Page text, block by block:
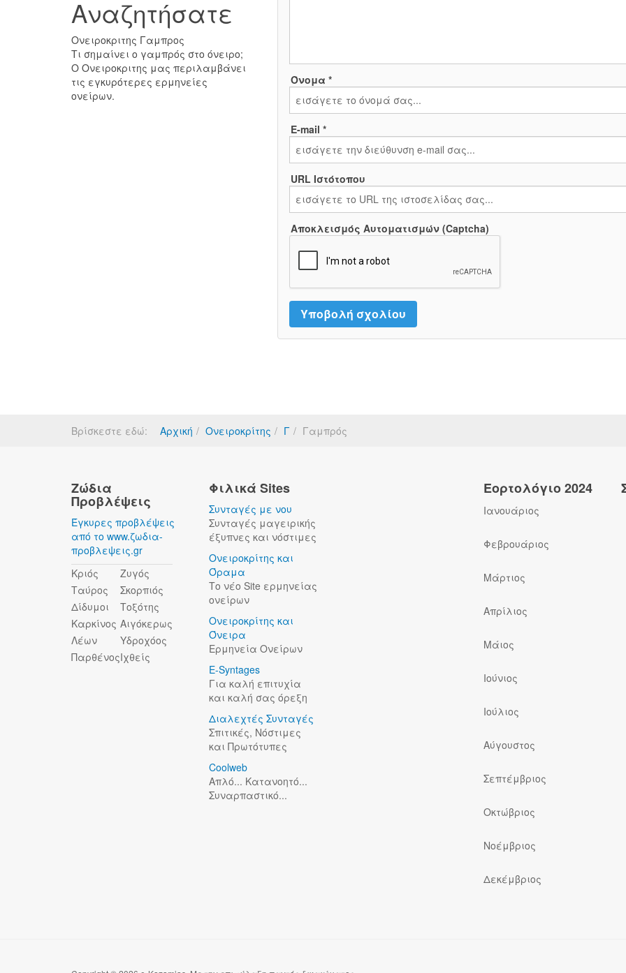
Όνομα *
E-mail *
URL Ιστότοπου
Αποκλεισμός Αυτοματισμών (Captcha)
Αναζητήσατε
Ονειροκριτης Γαμπρος
Τι σημαίνει ο γαμπρός στο όνειρο;
Ο Ονειροκριτης μας περιλαμβάνει
τις εγκυρότερες ερμηνείες
ονείρων.
Βρίσκεστε εδώ: Αρχική Ονειροκρίτης Γ Γαμπρός
Ζώδια
Προβλέψεις
Έγκυρες προβλέψεις
από το www.ζωδια-
προβλεψεις.gr
Κριός
Ταύρος
Δίδυμοι
Καρκίνος
Λέων
Παρθένος
Ζυγός
Σκορπιός
Τοξότης
Αιγόκερως
Υδροχόος
Ιχθείς
Φιλικά Sites
Συνταγές με νου
Συνταγές μαγειρικής
έξυπνες και νόστιμες
Ονειροκρίτης και
Όραμα
Το νέο Site ερμηνείας
ονείρων
Ονειροκρίτης και
Όνειρα
Ερμηνεία Ονείρων
E-Syntages
Για καλή επιτυχία
και καλή σας όρεξη
Διαλεχτές Συνταγές
Σπιτικές, Νόστιμες
και Πρωτότυπες
Coolweb
Απλό... Κατανοητό...
Συναρπαστικό...
Εορτολόγιο 2024
Ιανουάριος
Φεβρουάριος
Μάρτιος
Απρίλιος
Μάιος
Ιούνιος
Ιούλιος
Αύγουστος
Σεπτέμβριος
Οκτώβριος
Νοέμβριος
Δεκέμβριος